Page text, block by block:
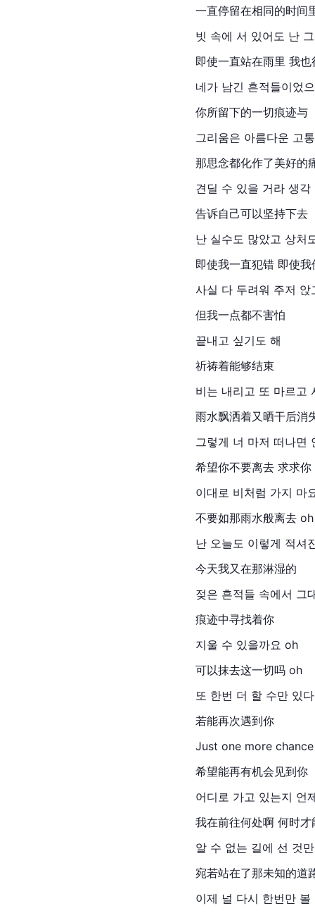
一直停留在相同的时间
빗 속에 서 있어도 난
即使一直站在雨里 我也
네가 남긴 흔적들이었
你所留下的一切痕迹与
그리움은 아름다운 고
那思念都化作了美好的
견딜 수 있을 거라 생각
告诉自己可以坚持下去
난 실수도 많았고 상처
即使我一直犯错 即使我
사실 다 두려워 주저 앉
但我一点都不害怕
끝내고 싶기도 해
祈祷着能够结束
비는 내리고 또 마르고
雨水飘洒着又晒干后消
그렇게 너 마저 떠나면
希望你不要离去 求求你
이대로 비처럼 가지 마
不要如那雨水般离去 oh
난 오늘도 이렇게 적셔
今天我又在那淋湿的
젖은 흔적들 속에서 그
痕迹中寻找着你
지울 수 있을까요 oh
可以抹去这一切吗 oh
또 한번 더 할 수만 있
若能再次遇到你
Just one more
希望能再有机会见到你
어디로 가고 있는지 언
我在前往何处啊 何时才
알 수 없는 길에 선 것
宛若站在了那未知的道
이제 널 다시 한번만 볼